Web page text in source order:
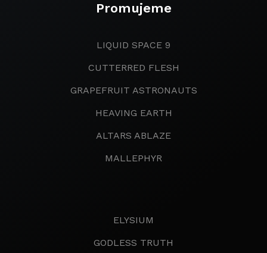
Promujeme
LIQUID SPACE 9
CUTTERRED FLESH
GRAPEFRUIT ASTRONAUTS
HEAVING EARTH
ALTARS ABLAZE
MALLEPHYR
ELYSIUM
GODLESS TRUTH